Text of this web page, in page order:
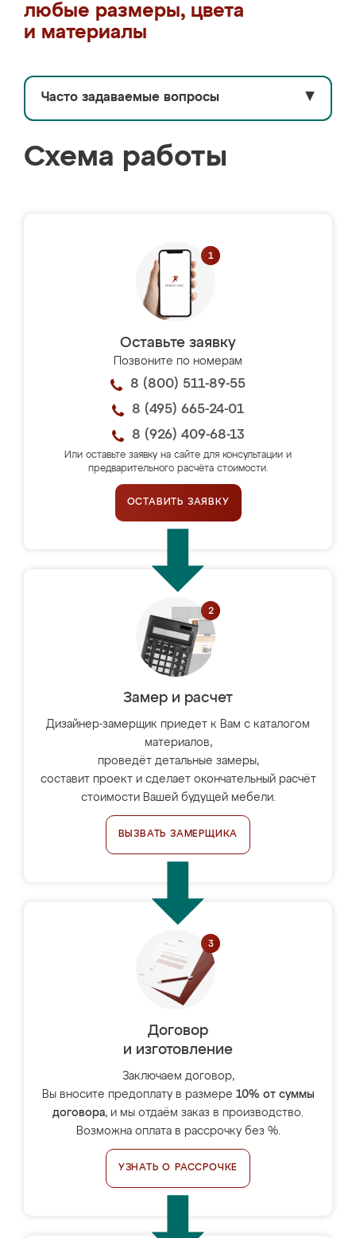
любые размеры, цвета
и материалы
Часто задаваемые вопросы ▼
Схема работы
Оставьте заявку
Позвоните по номерам
8 (800) 511-89-55
8 (495) 665-24-01
8 (926) 409-68-13
Или оставьте заявку на сайте для консультации и
предварительного расчёта стоимости.
ОСТАВИТЬ ЗАЯВКУ
Замер и расчет
Дизайнер-замерщик приедет к Вам с каталогом
материалов,
проведёт детальные замеры,
составит проект и сделает окончательный расчёт
стоимости Вашей будущей мебели.
ВЫЗВАТЬ ЗАМЕРЩИКА
Договор
и изготовление
Заключаем договор,
Вы вносите предоплату в размере 10% от суммы
договора, и мы отдаём заказ в производство.
Возможна оплата в рассрочку без %.
УЗНАТЬ О РАССРОЧКЕ